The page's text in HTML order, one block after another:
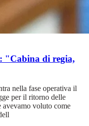
"Cabina di regia,
nella fase operativa il
per il ritorno delle
avevamo voluto come